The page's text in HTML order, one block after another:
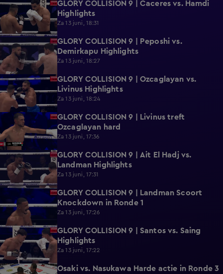
0:52
GLORY COLLISION 9 | Caceres vs. Hamdi
Highlights
Za 13 juni, 18:31
0:58
GLORY COLLISION 9 | Peposhi vs.
Demirkapu Highlights
Za 13 juni, 18:27
0:49
GLORY COLLISION 9 | Ozcaglayan vs.
Livinus Highlights
Za 13 juni, 18:24
0:39
GLORY COLLISION 9 | Livinus treft
Ozcaglayan hard
Za 13 juni, 17:36
1:01
GLORY COLLISION 9 | Ait El Hadj vs.
Landman Highlights
Za 13 juni, 17:31
GLORY COLLISION 9 | Landman Scoort
Knockdown in Ronde 1
Za 13 juni, 17:26
0:50
GLORY COLLISION 9 | Santos vs. Saing
Highlights
Za 13 juni, 17:22
0:24
Osaki vs. Nasukawa Harde actie in Ronde 3